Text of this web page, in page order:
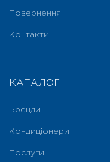
Повернення
Контакти
КАТАЛОГ
Бренди
Кондиціонери
Послуги